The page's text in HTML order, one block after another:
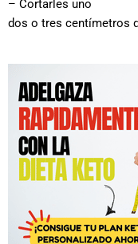
– Cortarles uno
dos o tres centímetros